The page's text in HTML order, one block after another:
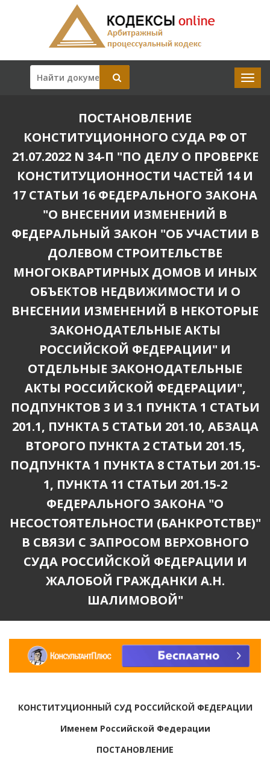
ПОСТАНОВЛЕНИЕ
КОНСТИТУЦИОННОГО СУДА РФ ОТ
21.07.2022 N 34-П "ПО ДЕЛУ О ПРОВЕРКЕ
КОНСТИТУЦИОННОСТИ ЧАСТЕЙ 14 И
17 СТАТЬИ 16 ФЕДЕРАЛЬНОГО ЗАКОНА
"О ВНЕСЕНИИ ИЗМЕНЕНИЙ В
ФЕДЕРАЛЬНЫЙ ЗАКОН "ОБ УЧАСТИИ В
ДОЛЕВОМ СТРОИТЕЛЬСТВЕ
МНОГОКВАРТИРНЫХ ДОМОВ И ИНЫХ
ОБЪЕКТОВ НЕДВИЖИМОСТИ И О
ВНЕСЕНИИ ИЗМЕНЕНИЙ В НЕКОТОРЫЕ
ЗАКОНОДАТЕЛЬНЫЕ АКТЫ
РОССИЙСКОЙ ФЕДЕРАЦИИ" И
ОТДЕЛЬНЫЕ ЗАКОНОДАТЕЛЬНЫЕ
АКТЫ РОССИЙСКОЙ ФЕДЕРАЦИИ",
ПОДПУНКТОВ 3 И 3.1 ПУНКТА 1 СТАТЬИ
201.1, ПУНКТА 5 СТАТЬИ 201.10, АБЗАЦА
ВТОРОГО ПУНКТА 2 СТАТЬИ 201.15,
ПОДПУНКТА 1 ПУНКТА 8 СТАТЬИ 201.15-
1, ПУНКТА 11 СТАТЬИ 201.15-2
ФЕДЕРАЛЬНОГО ЗАКОНА "О
НЕСОСТОЯТЕЛЬНОСТИ (БАНКРОТСТВЕ)"
В СВЯЗИ С ЗАПРОСОМ ВЕРХОВНОГО
СУДА РОССИЙСКОЙ ФЕДЕРАЦИИ И
ЖАЛОБОЙ ГРАЖДАНКИ А.Н.
ШАЛИМОВОЙ"
КОНСТИТУЦИОННЫЙ СУД РОССИЙСКОЙ ФЕДЕРАЦИИ
Именем Российской Федерации
ПОСТАНОВЛЕНИЕ